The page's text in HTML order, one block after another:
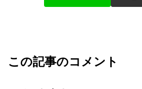
この記事のコメント